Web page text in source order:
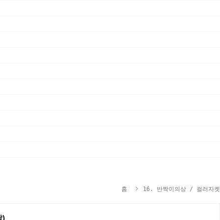
홈
16. 반짝이의상 / 컬러자켓
)